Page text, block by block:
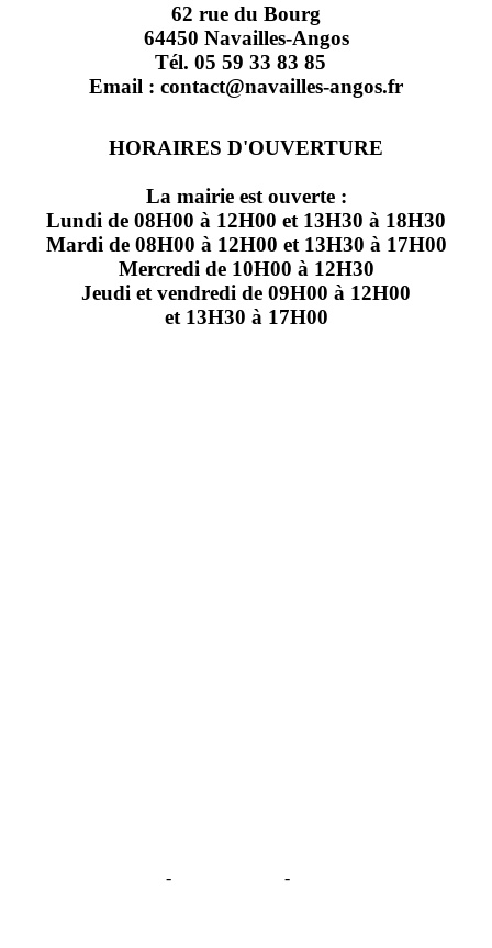
62 rue du Bourg
64450 Navailles-Angos
Tél. 05 59 33 83 85
Email : contact@navailles-angos.fr
HORAIRES D'OUVERTURE
La mairie est ouverte :
Lundi de 08H00 à 12H00 et 13H30 à 18H30
Mardi de 08H00 à 12H00 et 13H30 à 17H00
Mercredi de 10H00 à 12H30
Jeudi et vendredi de 09H00 à 12H00
et 13H30 à 17H00
- -